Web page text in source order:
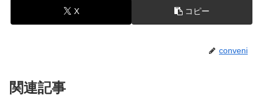
X コピー
conveni
関連記事